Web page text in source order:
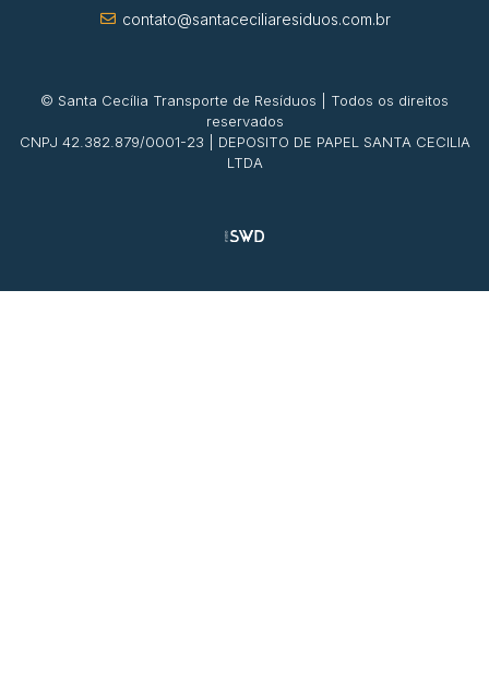
contato@santaceciliaresiduos.com.br
© Santa Cecília Transporte de Resíduos | Todos os direitos
reservados
CNPJ 42.382.879/0001-23 | DEPOSITO DE PAPEL SANTA CECILIA
LTDA